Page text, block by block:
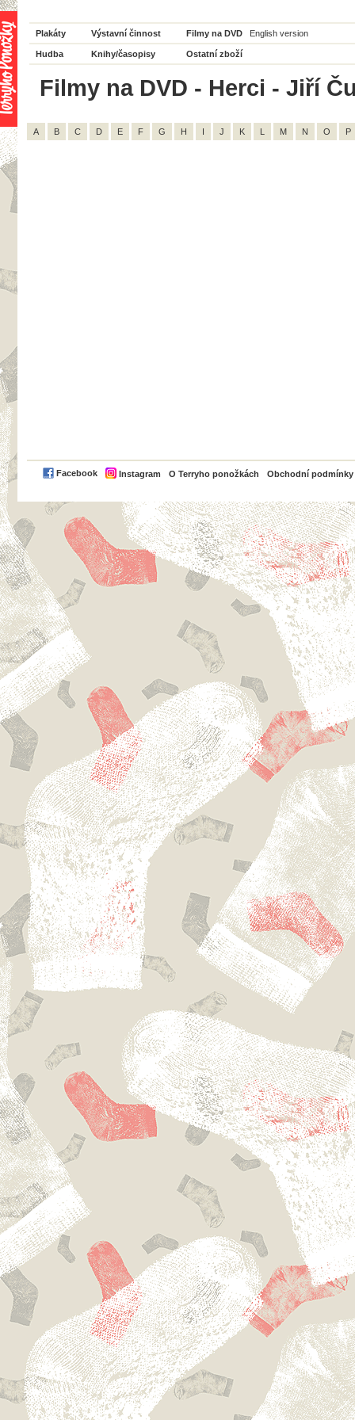
Plakáty Výstavní činnost Filmy na DVD English version
Hudba Knihy/časopisy Ostatní zboží
Filmy na DVD - Herci - Jiří
A B C D E F G H I J K L M N O P
Facebook Instagram O Terryho ponožkách Obchodní podmínky
PayPal